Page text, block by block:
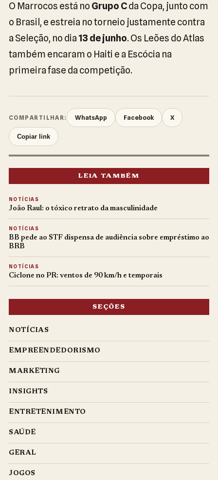
O Marrocos está no Grupo Cda Copa, junto com
o Brasil, e estreia no torneio justamente contra
a Seleção, no dia 13 de junho. Os Leões do Atlas
também encaram o Haiti e a Escócia na
primeira fase da competição.
COMPARTILHAR: WhatsApp Facebook X
Copiar link
LEIA TAMBÉM
NOTÍCIAS
João Raul: o tóxico retrato da masculinidade
NOTÍCIAS
BB pede ao STF dispensa de audiência sobre empréstimo ao
BRB
NOTÍCIAS
Ciclone no PR: ventos de 90 km/h e temporais
SEÇÕES
NOTÍCIAS
EMPREENDEDORISMO
MARKETING
INSIGHTS
ENTRETENIMENTO
SAÚDE
GERAL
JOGOS